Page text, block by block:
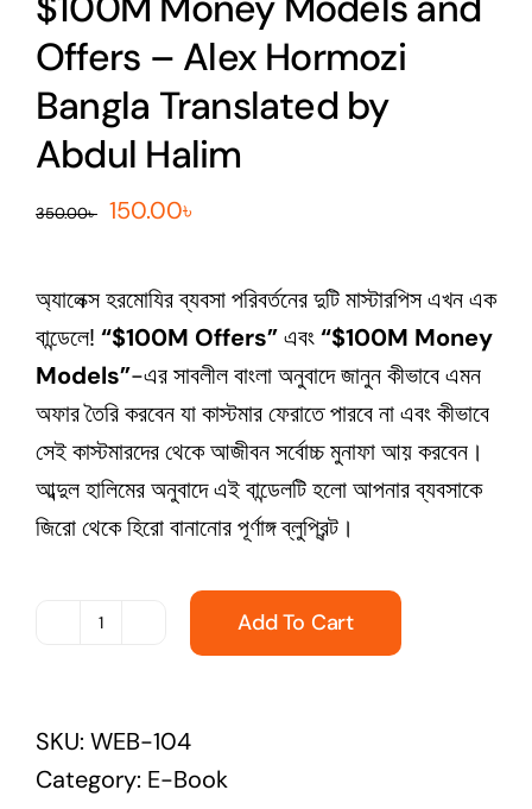
Offers – Alex Hormozi
Bangla Translated by
Abdul Halim
350.00৳ Original
was:
350.00৳ .
150.00৳
is:
150.00৳ .
অ্যালেক্স হরমোযির ব্যবসা পরিবর্তনের দুটি মাস্টারপিস এখন এক
বান্ডেলে! “$100M Offers”এবং“$100M Money
Models”-এর সাবলীল বাংলা অনুবাদে জানুন কীভাবে এমন
অফার তৈরি করবেন যা কাস্টমার ফেরাতে পারবে না এবং কীভাবে
সেই কাস্টমারদের থেকে আজীবন সর্বোচ্চ মুনাফা আয় করবেন।
আব্দুল হালিমের অনুবাদে এই বান্ডেলটি হলো আপনার ব্যবসাকে
জিরো থেকে হিরো বানানোর পূর্ণাঙ্গ ব্লুপ্রিন্ট।
and
Offers
Add To Cart
SKU: WEB-104
Category: E-Book